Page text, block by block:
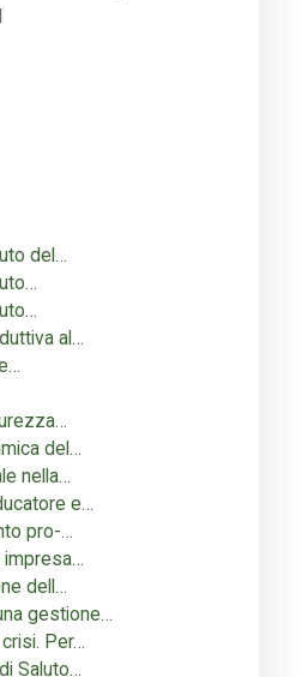
del…
al…
del…
nella…
e…
pro-…
impresa…
dell…
gestione…
Per…
Saluto…